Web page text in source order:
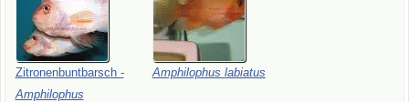
Zitronenbuntbarsch -
Amphilophus
Amphilophus labiatus